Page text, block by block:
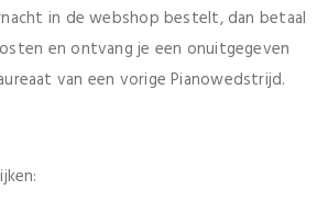
in de webshop bestelt, dan betaal
en ontvang je een onuitgegeven
van een vorige Pianowedstrijd.